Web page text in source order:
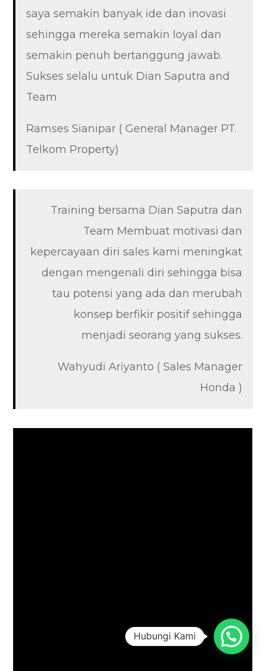
saya semakin banyak ide dan inovasi
sehingga mereka semakin loyal dan
semakin penuh bertanggung jawab.
Sukses selalu untuk Dian Saputra and
Team
Ramses Sianipar ( General Manager PT.
Telkom Property)
Training bersama Dian Saputra dan
Team Membuat motivasi dan
kepercayaan diri sales kami meningkat
dengan mengenali diri sehingga bisa
tau potensi yang ada dan merubah
konsep berfikir positif sehingga
menjadi seorang yang sukses.
Wahyudi Ariyanto ( Sales Manager
Honda )
Hubungi Kami